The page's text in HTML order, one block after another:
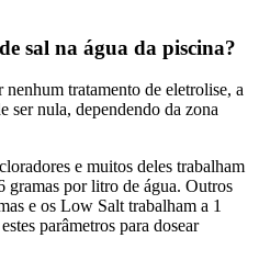
sal na água da piscina?
tratamento de eletrolise, a
ser nula, dependendo da zona
e muitos deles trabalham
gramas por litro de água. Outros
e os Low Salt trabalham a 1
parâmetros para dosear